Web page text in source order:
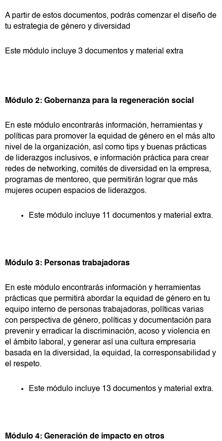
A partir de estos documentos, podrás comenzar el diseño de
tu estrategia de género y diversidad
Este módulo incluye 3 documentos y material extra
Módulo 2: Gobernanza para la regeneración social
En este módulo encontrarás información, herramientas y
políticas para promover la equidad de género en el más alto
nivel de la organización, así como tips y buenas prácticas
de liderazgos inclusivos, e información práctica para crear
redes de networking, comités de diversidad en la empresa,
programas de mentoreo, que permitirán lograr que más
mujeres ocupen espacios de liderazgos.
Este módulo incluye 11 documentos y material extra.
Módulo 3: Personas trabajadoras
En este módulo encontrarás información y herramientas
prácticas que permitirá abordar la equidad de género en tu
equipo interno de personas trabajadoras, políticas varias
con perspectiva de género, políticas y documentación para
prevenir y erradicar la discriminación, acoso y violencia en
el ámbito laboral, y generar así una cultura empresaria
basada en la diversidad, la equidad, la corresponsabilidad y
el respeto.
Este módulo incluye 13 documentos y material extra.
Módulo 4: Generación de impacto en otros